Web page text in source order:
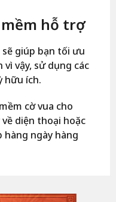
mềm hỗ trợ
sẽ giúp bạn tối ưu
vậy, sử dụng các
hữu ích.
cờ vua cho
về diện thoại hoặc
hàng ngày hàng